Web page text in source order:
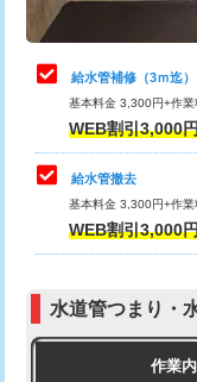
排水管工事（追加
マス交換（土の掘削
マス交換（深さ50㎝
マス交換（深さ50㎝
コンクリート斫り（
止水・漏水調査・防
理・調整・分解・加
止水・漏水調査・
理・調整・分解・
その他部品の脱着
交換・取付（タンク
式）)
式・ワンホール）)
給水管補修（3ｍ迄）
基本料金 3,300円+作
WEB割引3,000
給水管撤去
基本料金 3,300円+作
WEB割引3,000
水道管つまり・
作業